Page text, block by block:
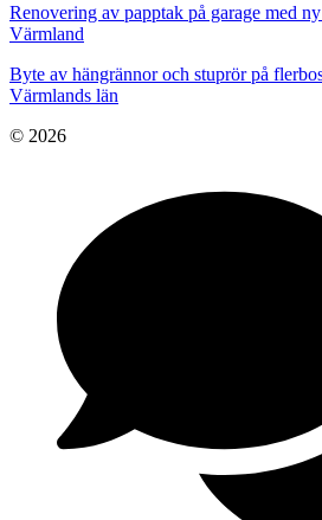
Renovering av papptak på garage med
Värmland
Byte av hängrännor och stuprör på
Värmlands län
© 2026